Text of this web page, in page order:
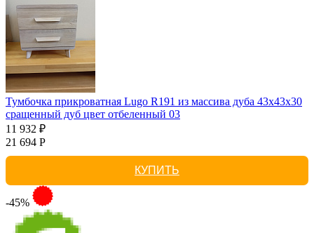
Тумбочка прикроватная Lugo R191 из массива дуба 43х43х30
сращенный дуб цвет отбеленный 03
11 932 ₽
21 694 Р
КУПИТЬ
-45%